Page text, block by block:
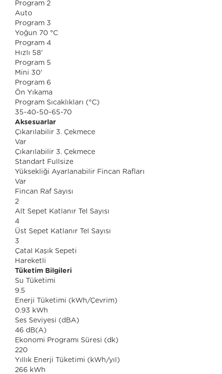
Program 2
Auto
Program 3
Yoğun 70 °C
Program 4
Hızlı 58'
Program 5
Mini 30'
Program 6
Ön Yıkama
Program Sıcaklıkları (°C)
35-40-50-65-70
Aksesuarlar
Çıkarılabilir 3. Çekmece
Var
Çıkarılabilir 3. Çekmece
Standart Fullsize
Yüksekliği Ayarlanabilir Fincan Rafları
Var
Fincan Raf Sayısı
2
Alt Sepet Katlanır Tel Sayısı
4
Üst Sepet Katlanır Tel Sayısı
3
Çatal Kaşık Sepeti
Hareketli
Tüketim Bilgileri
Su Tüketimi
9.5
Enerji Tüketimi (kWh/Çevrim)
0.93 kWh
Ses Seviyesi (dBA)
46 dB(A)
Ekonomi Programı Süresi (dk)
220
Yıllık Enerji Tüketimi (kWh/yıl)
266 kWh